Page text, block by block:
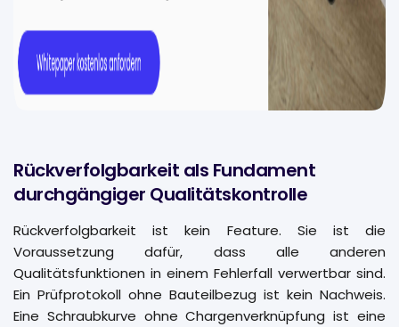
Rückverfolgbarkeit als Fundament
durchgängiger Qualitätskontrolle
Rückverfolgbarkeit ist kein Feature. Sie ist die
Voraussetzung dafür, dass alle anderen
Qualitätsfunktionen in einem Fehlerfall verwertbar sind.
Ein Prüfprotokoll ohne Bauteilbezug ist kein Nachweis.
Eine Schraubkurve ohne Chargenverknüpfung ist eine